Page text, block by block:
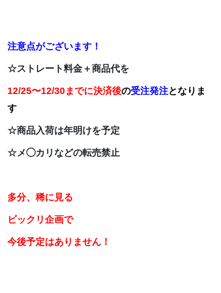
注意点がございます！
☆ストレート料金＋商品代を
12/25〜12/30までに決済後の受注発注となりま
す
☆商品入荷は年明けを予定
☆メ◯カリなどの転売禁止
多分、稀に見る
ビックリ企画で
今後予定はありません！